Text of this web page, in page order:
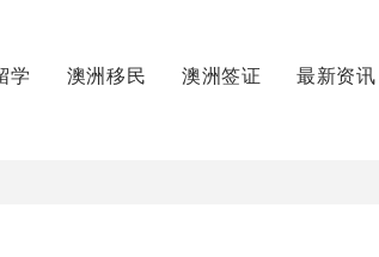
学 澳洲移民 澳洲签证 最新资讯